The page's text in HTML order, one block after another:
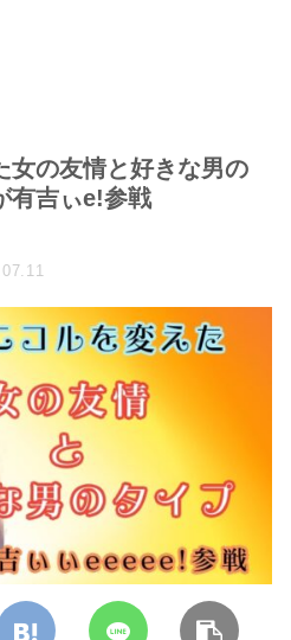
女の友情と好きな男の
有吉ぃe!参戦